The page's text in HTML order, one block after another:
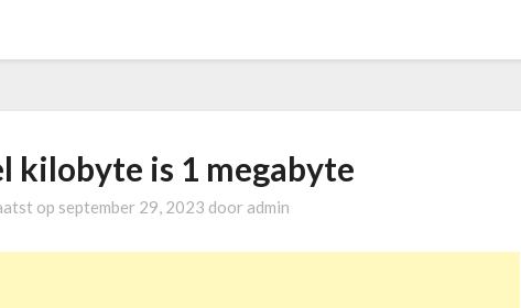
kilobyte is 1 megabyte
op september 29, 2023 door admin